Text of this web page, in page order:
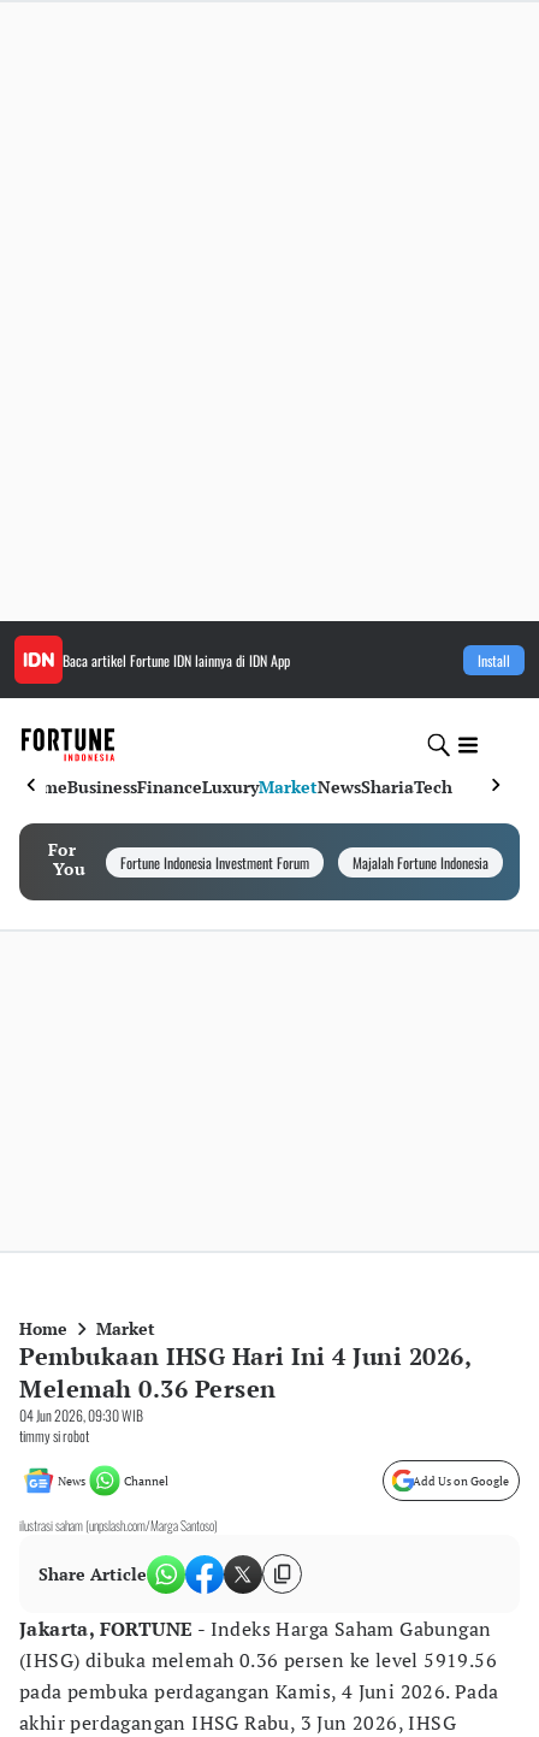
Baca artikel Fortune IDNlainnya di IDN App Install
HomeBusinessFinanceLuxuryMarketNewsShariaTech
For
You
Fortune Indonesia Investment Forum Majalah Fortune Indonesia
Home Market
Pembukaan IHSG Hari Ini 4 Juni 2026,
Melemah 0.36 Persen
04 Jun 2026, 09:30 WIB
timmy si robot
News Channel Add Us on Google
ilustrasi saham (unpslash.com/Marga Santoso)
Share Article
Jakarta, FORTUNE - Indeks Harga Saham Gabungan
(IHSG) dibuka melemah 0.36 persen ke level 5919.56
pada pembuka perdagangan Kamis, 4 Juni 2026. Pada
akhir perdagangan IHSG Rabu, 3 Jun 2026, IHSG